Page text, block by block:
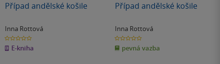
Případ andělské košile
Inna Rottová
0.0
z
5
hvězdiček
E-kniha
Případ andělské košile
Inna Rottová
0.0
z
5
hvězdiček
pevná vazba